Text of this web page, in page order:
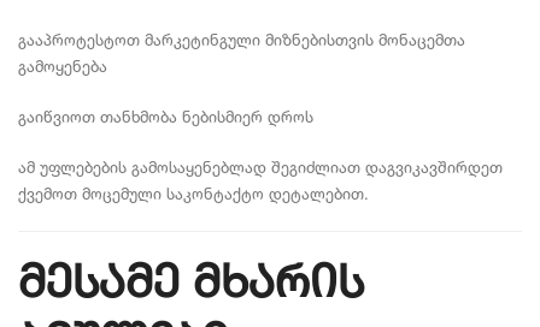
გააპროტესტოთ მარკეტინგული მიზნებისთვის მონაცემთა
გამოყენება
გაიწვიოთ თანხმობა ნებისმიერ დროს
ამ უფლებების გამოსაყენებლად შეგიძლიათ დაგვიკავშირდეთ
ქვემოთ მოცემული საკონტაქტო დეტალებით.
მესამე მხარის